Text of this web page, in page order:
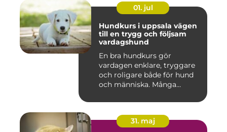
01. jul
Hundkurs i uppsala vägen
till en trygg och följsam
vardagshund
En bra hundkurs gör
vardagen enklare, tryggare
och roligare både för hund
och människa. Många
31. maj